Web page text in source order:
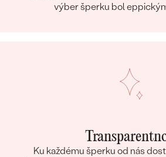
výber šperku bol
Ku každému šperku od nás